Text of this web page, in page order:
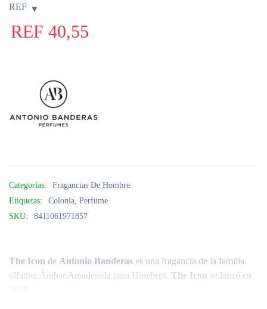
REF
REF 40,55
Categorías:
Fragancias De Hombre
Etiquetas:
Colonia Perfume
SKU:
8411061971857
The Icon de Antonio Banderas es una fragancia de la familia
olfativa Ámbar Amaderada para Hombres. The Icon se lanzó en